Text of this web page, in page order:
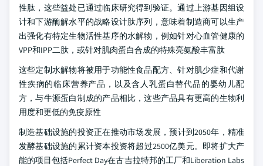
性肽，这些益处已通过临床研究得到验证。通过上游基因组设
计和下游酶解水平的战略设计肽序列，意味着制造商可以生产
出强化有特定生物活性基序的水解物，例如针对心血管健康的
VPP和IPP二肽，或针对肌肉蛋白合成的特殊亮氨酸丰富肽
这些定制水解物将被用于功能性食品配方、针对肌少症和代谢
性疾病的临床营养产品，以及含人乳蛋白替代品的婴幼儿配
方，与牛源蛋白制成的产品相比，这些产品具有更高的生物利
用度和更低的免疫原性
制造基础设施的投资正在推动市场发展，预计到2050年，精准
发酵基础设施的累计资本投资将超过2500亿美元。即将扩大产
能的项目包括Perfect Day在古吉拉特邦的工厂和Liberation Labs